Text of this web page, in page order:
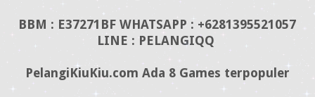
BBM : E37271BF WHATSAPP : +6281395521057
LINE : PELANGIQQ
PelangiKiuKiu.com Ada 8 Games terpopuler